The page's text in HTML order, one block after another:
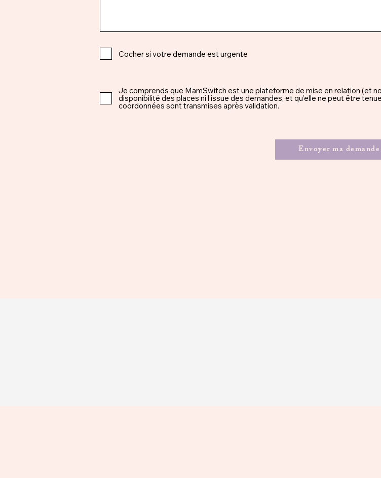
Cocher si votre demande est urgente
Je comprends que MamSwitch est une plateforme de mise en relation (et
disponibilité des places ni l’issue des demandes, et qu’elle ne peut être
coordonnées sont transmises après validation.
Envoyer ma demande